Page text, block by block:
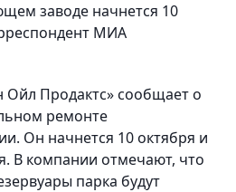
заводе начнется 10
МИА
Ойл Продактс» сообщает о
ремонте
Он начнется 10 октября и
В компании отмечают, что
парка будут